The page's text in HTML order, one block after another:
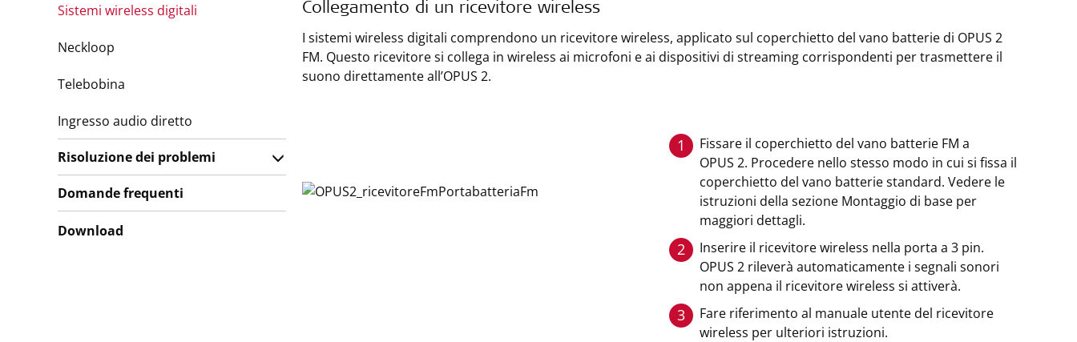
Collegamento di un ricevitore wireless
I sistemi wireless digitali comprendono un ricevitore wireless, applicato sul coperchietto del vano batterie di OPUS 2
FM. Questo ricevitore si collega in wireless ai microfoni e ai dispositivi di streaming corrispondenti per trasmettere il
suono direttamente all’OPUS 2.
1
Fissare il coperchietto del vano batterie FM a
OPUS 2. Procedere nello stesso modo in cui si fissa il
coperchietto del vano batterie standard. Vedere le
istruzioni della sezione Montaggio di base per
maggiori dettagli.
2
Inserire il ricevitore wireless nella porta a 3 pin.
OPUS 2 rileverà automaticamente i segnali sonori
non appena il ricevitore wireless si attiverà.
3
Fare riferimento al manuale utente del ricevitore
wireless per ulteriori istruzioni.
Sistemi wireless digitali
Neckloop
Telebobina
Ingresso audio diretto
Risoluzione dei problemi
Domande frequenti
Download